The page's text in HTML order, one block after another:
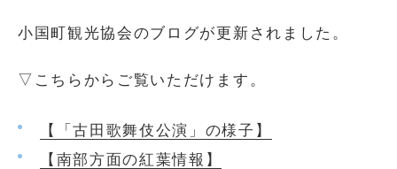
小国町観光協会のブログが更新されました。
▽こちらからご覧いただけます。
【「古田歌舞伎公演」の様子】
【南部方面の紅葉情報】